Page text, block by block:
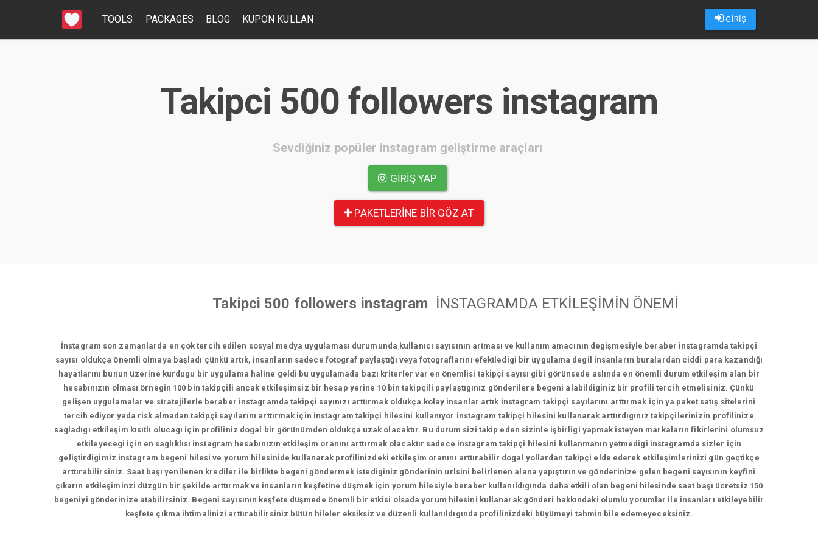
GİRİŞ
TOOLS PACKAGES BLOG KUPON KULLAN
Takipci 500 followers instagram
Sevdiğiniz popüler instagram geliştirme araçları
GIRIŞ YAP
PAKETLERINE BIR GÖZ AT
Takipci 500 followers instagram İNSTAGRAMDA ETKİLEŞİMİN ÖNEMİ
İnstagram son zamanlarda en çok tercih edilen sosyal medya uygulaması durumunda kullanıcı sayısının artması ve kullanım amacının degişmesiyle beraber instagramda takipçi
sayısı oldukça önemli olmaya başladı çünkü artık, insanların sadece fotograf paylaştığı veya fotograflarını efektledigi bir uygulama degil insanların buralardan ciddi para kazandığı
hayatlarını bunun üzerine kurdugu bir uygulama haline geldi bu uygulamada bazı kriterler var en önemlisi takipçi sayısı gibi görünsede aslında en önemli durum etkileşim alan bir
hesabınızın olması örnegin 100 bin takipçili ancak etkileşimsiz bir hesap yerine 10 bin takipçili paylaştıgınız gönderilere begeni alabildiginiz bir profili tercih etmelisiniz. Çünkü
gelişen uygulamalar ve stratejilerle beraber instagramda takipçi sayınızı arttırmak oldukça kolay insanlar artık instagram takipçi sayılarını arttırmak için ya paket satış sitelerini
tercih ediyor yada risk almadan takipçi sayılarını arttırmak için instagram takipçi hilesini kullanıyor instagram takipçi hilesini kullanarak arttırdıgınız takipçilerinizin profilinize
sagladıgı etkileşim kısıtlı olucagı için profiliniz dogal bir görünümden oldukça uzak olacaktır. Bu durum sizi takip eden sizinle işbirligi yapmak isteyen markaların fikirlerini olumsuz
etkileyecegi için en saglıklısı instagram hesabınızın etkileşim oranını arttırmak olacaktır sadece instagram takipçi hilesini kullanmanın yetmedigi instagramda sizler için
geliştirdigimiz instagram begeni hilesi ve yorum hilesinide kullanarak profilinizdeki etkileşim oranını arttırabilir dogal yollardan takipçi elde ederek etkileşimlerinizi gün geçtikçe
arttırabilirsiniz. Saat başı yenilenen krediler ile birlikte begeni göndermek istediginiz gönderinin urlsini belirlenen alana yapıştırın ve gönderinize gelen begeni sayısının keyfini
çıkarın etkileşiminzi düzgün bir şekilde arttırmak ve insanların keşfetine düşmek için yorum hilesiyle beraber kullanıldıgında daha etkili olan begeni hilesinde saat başı ücretsiz 150
begeniyi gönderinize atabilirsiniz. Begeni sayısının keşfete düşmede önemli bir etkisi olsada yorum hilesini kullanarak gönderi hakkındaki olumlu yorumlar ile insanları etkileyebilir
keşfete çıkma ihtimalinizi arttırabilirsiniz bütün hileler eksiksiz ve düzenli kullanıldıgında profilinizdeki büyümeyi tahmin bile edemeyeceksiniz.